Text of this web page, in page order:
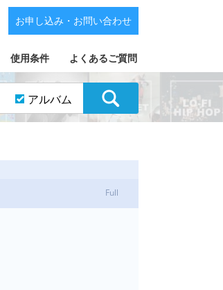
使用条件 よくあるご質問
お申し込み・お問い合わせ
アルバム
Full